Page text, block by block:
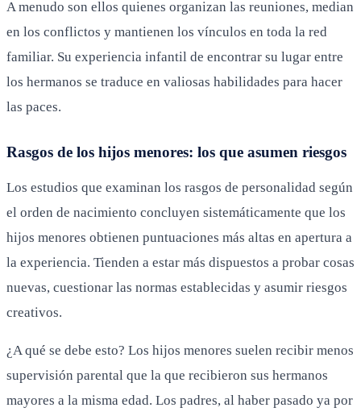
A menudo son ellos quienes organizan las reuniones, median
en los conflictos y mantienen los vínculos en toda la red
familiar. Su experiencia infantil de encontrar su lugar entre
los hermanos se traduce en valiosas habilidades para hacer
las paces.
Rasgos de los hijos menores: los que asumen riesgos
Los estudios que examinan los rasgos de personalidad según
el orden de nacimiento concluyen sistemáticamente que los
hijos menores obtienen puntuaciones más altas en apertura a
la experiencia. Tienden a estar más dispuestos a probar cosas
nuevas, cuestionar las normas establecidas y asumir riesgos
creativos.
¿A qué se debe esto? Los hijos menores suelen recibir menos
supervisión parental que la que recibieron sus hermanos
mayores a la misma edad. Los padres, al haber pasado ya por